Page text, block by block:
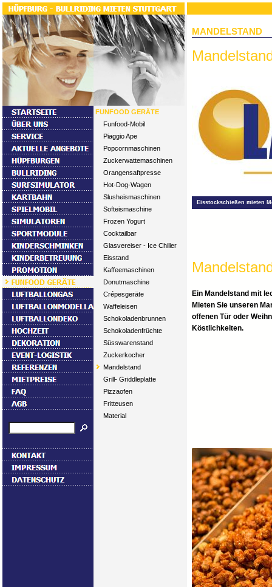
FUNFOOD GERÄTE
Funfood-Mobil
Piaggio Ape
Popcornmaschinen
Zuckerwattemaschinen
Orangensaftpresse
Hot-Dog-Wagen
Slusheismaschinen
Softeismaschine
Frozen Yogurt
Cocktailbar
Glasvereiser - Ice Chiller
Eisstand
Kaffeemaschinen
Donutmaschine
Crépesgeräte
Waffeleisen
Schokoladenbrunnen
Schokoladenfrüchte
Süsswarenstand
Zuckerkocher
Mandelstand
Grill- Griddleplatte
Pizzaofen
Fritteusen
Material
MANDELSTAND
Eisstockschießen mieten
Ein Mandelstand mit
Mieten Sie unseren
offenen Tür oder
Köstlichkeiten.